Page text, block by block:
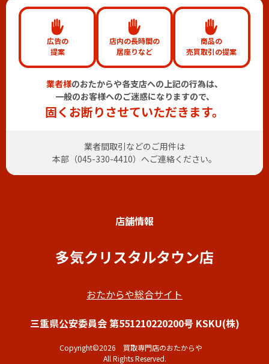
広告の
提案
店内の長時間の
居座りなど
商品の
売買取引の提案
業者様のおたからや各支店への上記の行為は、
一般のお客様へのご迷惑になりますので、
固くお断りさせていただきます。
業者間取引などのご用件は
本部（045-330-4410）へご連絡ください。
店舗情報
多気クリスタルタウン店
おたからや総合サイト
三重県公安委員会 第551210220200号 KSKU(株)
Copyright©2026 買取専門店のおたからや
All Rights Reserved.